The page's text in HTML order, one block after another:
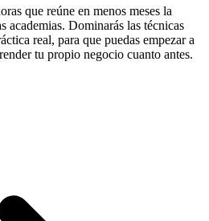
que reúne en menos meses la
academias. Dominarás las técnicas
real, para que puedas empezar a
tu propio negocio cuanto antes.